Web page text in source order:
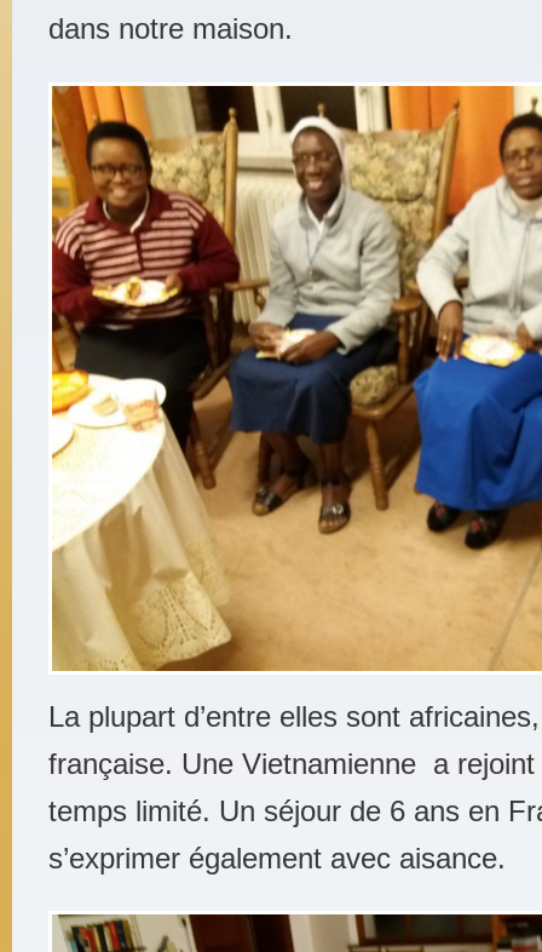
dans notre maison.
La plupart d’entre elles sont
française. Une Vietnamienne a
temps limité. Un séjour de 6 ans en
s’exprimer également avec aisance.